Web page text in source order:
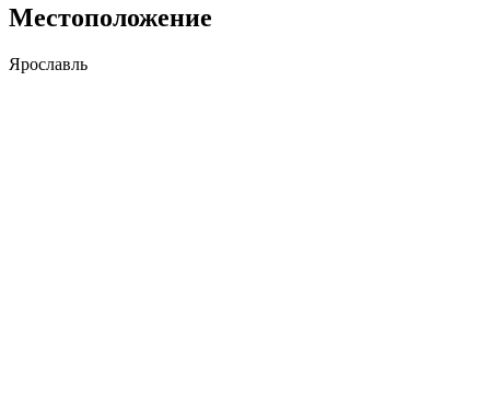
Местоположение
Ярославль